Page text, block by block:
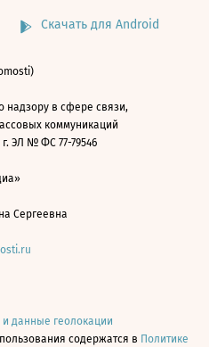
Скачать для Android
в сфере связи,
коммуникаций
ЭЛ № ФС 77-79546
Сергеевна
и данные геолокации
содержатся в Политике